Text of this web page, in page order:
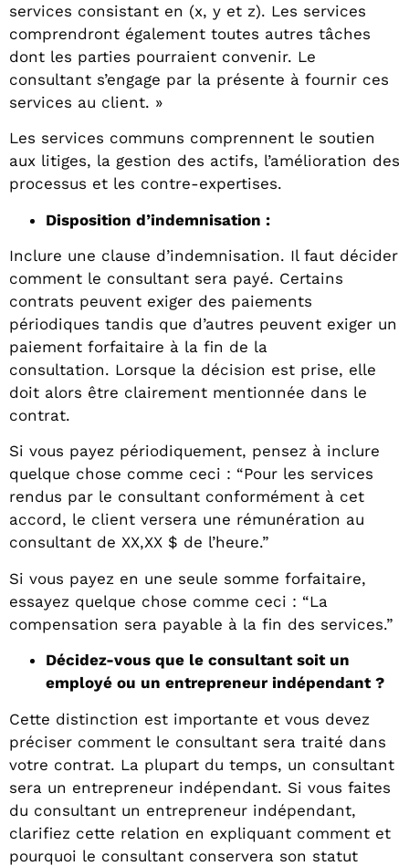
services consistant en (x, y et z). Les services
comprendront également toutes autres tâches
dont les parties pourraient convenir. Le
consultant s’engage par la présente à fournir ces
services au client. »
Les services communs comprennent le soutien
aux litiges, la gestion des actifs, l’amélioration des
processus et les contre-expertises.
Disposition d’indemnisation :
Inclure une clause d’indemnisation. Il faut décider
comment le consultant sera payé. Certains
contrats peuvent exiger des paiements
périodiques tandis que d’autres peuvent exiger un
paiement forfaitaire à la fin de la
consultation. Lorsque la décision est prise, elle
doit alors être clairement mentionnée dans le
contrat.
Si vous payez périodiquement, pensez à inclure
quelque chose comme ceci : “Pour les services
rendus par le consultant conformément à cet
accord, le client versera une rémunération au
consultant de XX,XX $ de l’heure.”
Si vous payez en une seule somme forfaitaire,
essayez quelque chose comme ceci : “La
compensation sera payable à la fin des services.”
Décidez-vous que le consultant soit un
employé ou un entrepreneur indépendant ?
Cette distinction est importante et vous devez
préciser comment le consultant sera traité dans
votre contrat. La plupart du temps, un consultant
sera un entrepreneur indépendant. Si vous faites
du consultant un entrepreneur indépendant,
clarifiez cette relation en expliquant comment et
pourquoi le consultant conservera son statut